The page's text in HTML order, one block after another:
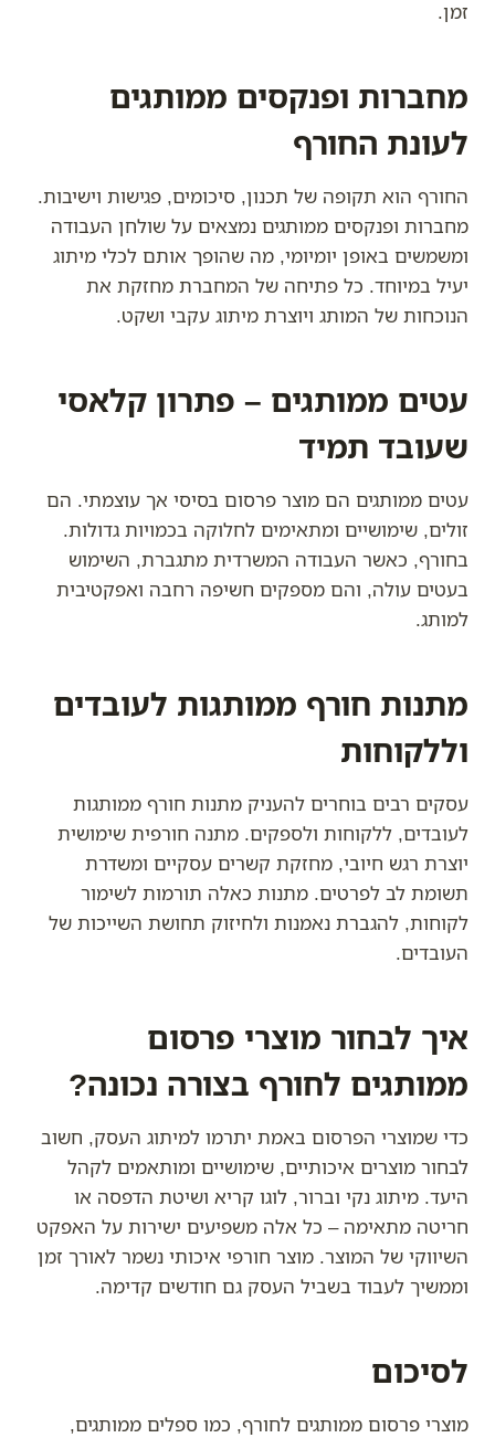
זמן.
מחברות ופנקסים ממותגים
לעונת החורף
החורף הוא תקופה של תכנון, סיכומים, פגישות וישיבות.
מחברות ופנקסים ממותגים נמצאים על שולחן העבודה
ומשמשים באופן יומיומי, מה שהופך אותם לכלי מיתוג
יעיל במיוחד. כל פתיחה של המחברת מחזקת את
הנוכחות של המותג ויוצרת מיתוג עקבי ושקט.
עטים ממותגים – פתרון קלאסי
שעובד תמיד
עטים ממותגים הם מוצר פרסום בסיסי אך עוצמתי. הם
זולים, שימושיים ומתאימים לחלוקה בכמויות גדולות.
בחורף, כאשר העבודה המשרדית מתגברת, השימוש
בעטים עולה, והם מספקים חשיפה רחבה ואפקטיבית
למותג.
מתנות חורף ממותגות לעובדים
וללקוחות
עסקים רבים בוחרים להעניק מתנות חורף ממותגות
לעובדים, ללקוחות ולספקים. מתנה חורפית שימושית
יוצרת רגש חיובי, מחזקת קשרים עסקיים ומשדרת
תשומת לב לפרטים. מתנות כאלה תורמות לשימור
לקוחות, להגברת נאמנות ולחיזוק תחושת השייכות של
העובדים.
איך לבחור מוצרי פרסום
ממותגים לחורף בצורה נכונה?
כדי שמוצרי הפרסום באמת יתרמו למיתוג העסק, חשוב
לבחור מוצרים איכותיים, שימושיים ומותאמים לקהל
היעד. מיתוג נקי וברור, לוגו קריא ושיטת הדפסה או
חריטה מתאימה – כל אלה משפיעים ישירות על האפקט
השיווקי של המוצר. מוצר חורפי איכותי נשמר לאורך זמן
וממשיך לעבוד בשביל העסק גם חודשים קדימה.
לסיכום
מוצרי פרסום ממותגים לחורף, כמו ספלים ממותגים,